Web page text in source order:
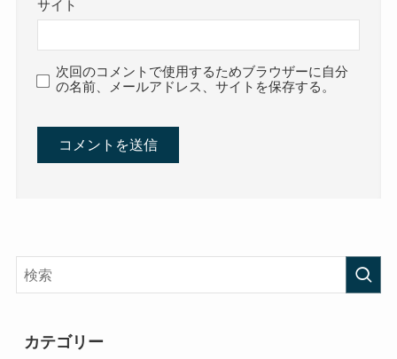
サイト
次回のコメントで使用するためブラウザーに自分
の名前、メールアドレス、サイトを保存する。
カテゴリー